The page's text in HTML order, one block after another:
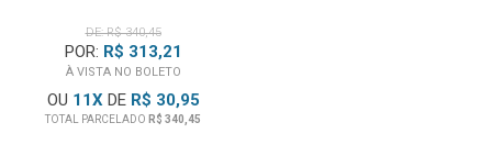
DE: R$ 340,45
POR: R$ 313,21
À VISTA NO BOLETO
OU 11XDE R$ 30,95
TOTAL PARCELADO R$ 340,45